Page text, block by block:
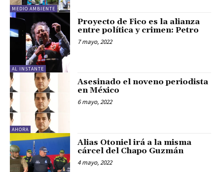
MEDIO AMBIENTE
AL INSTANTE
Proyecto de Fico es la alianza
entre política y crimen: Petro
7 mayo, 2022
AHORA
Asesinado el noveno periodista
en México
6 mayo, 2022
Alias Otoniel irá a la misma
cárcel del Chapo Guzmán
4 mayo, 2022